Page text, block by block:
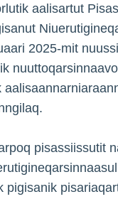
aalisartut
2025-mit
pisassiissutit
pigisanik